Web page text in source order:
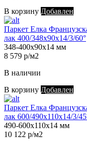
В корзину Добавлен
Паркет Елка
лак 400/348х90х14/3/60°
348-400х90х14 мм
8 579 р/м2
В наличии
В корзину Добавлен
Паркет Елка
лак 600/490х110х14/3/
490-600х110х14 мм
10 122 р/м2